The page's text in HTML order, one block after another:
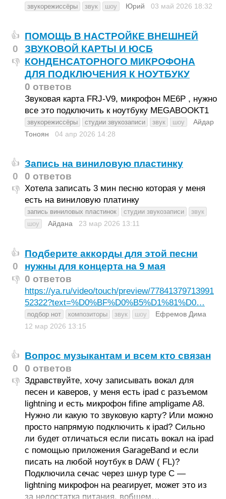
звукорежиссёры звук шоу Юрий 03 май 2026 18:32
👍
0
👎
ПОМОЩЬ В НАСТРОЙКЕ ВНЕШНЕЙ
ЗВУКОВОЙ КАРТЫ И ЮСБ
КОНДЕНСАТОРНОГО МИКРОФОНА
ДЛЯ ПОДКЛЮЧЕНИЯ К НОУТБУКУ
0 ответов
Звуковая карта FRJ-V9, микрофон МЕ6Р , нужно
все это подключить к ноутбуку MEGABOOKT1
звукорежиссёры студии звукозаписи звук шоу
Айдар
Тоноян
04 апр 2026 14:28
👍
0
👎
Запись на виниловую пластинку
0 ответов
Хотела записать 3 мин песню которая у меня
есть на виниловую платинку
запись виниловых пластинок студии звукозаписи
звук
шоу
Айдана 23 мар 2026 13:11
👍
0
👎
Подберите аккорды для этой песни
нужны для концерта на 9 мая
0 ответов
https://ya.ru/video/touch/preview/77841379713991
52322?text=%D0%BF%D0%B5%D1%81%D0…
подбор нот композиторы звук шоу
Ефремов Дима
12 мар 2026 13:15
👍
0
👎
Вопрос музыкантам и всем кто связан
0 ответов
Здравствуйте, хочу записывать вокал для
песен и каверов, у меня есть ipad с разъемом
lightning и есть микрофон fifine ampligame A8.
Нужно ли какую то звуковую карту? Или можно
просто напрямую подключить к ipad? Сильно
ли будет отличаться если писать вокал на ipad
с помощью приложения GarageBand и если
писать на любой ноутбук в DAW ( FL)?
Подключила сечас через шнур type C —
lightning микрофон на реагирует, может это из
за недостатка питания, вобщем…